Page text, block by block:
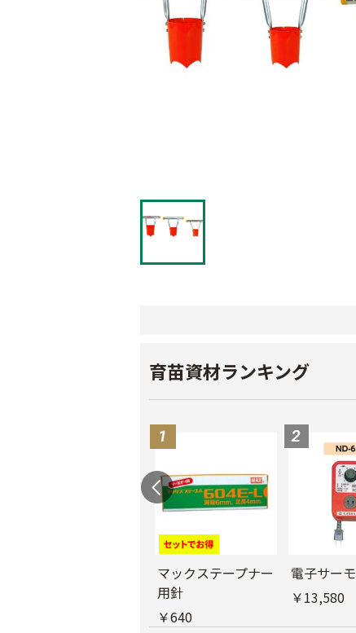
育苗資材ランキング
マックステープナー
用針
￥640
電子サーモ
￥13,580